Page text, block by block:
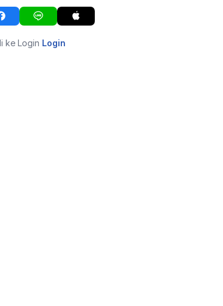
ke Login Login